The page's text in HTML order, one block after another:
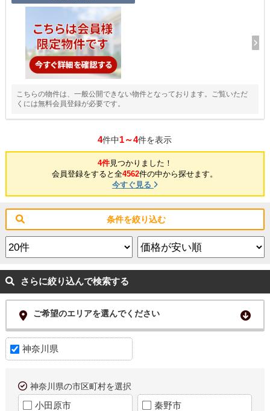
こちらの物件は、一般公開できない物件となっております。ご覧いただ
くには無料会員登録が必要です。
4件中1～4件を表示
4件見つかりました！
会員登録をすると全4562件の中から探せます。
今すぐ見る
条件を絞り込む
さらに絞り込んで検索する
ご希望のエリアを選んでください
神奈川県
神奈川県の市区町村を選択
小田原市 秦野市